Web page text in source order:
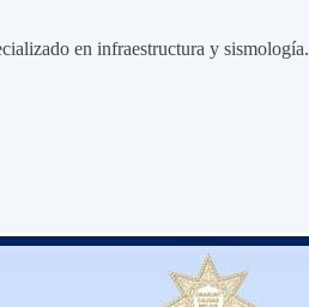
en infraestructura y sismología.